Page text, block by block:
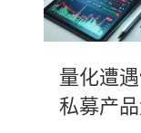
量化遭
私募产